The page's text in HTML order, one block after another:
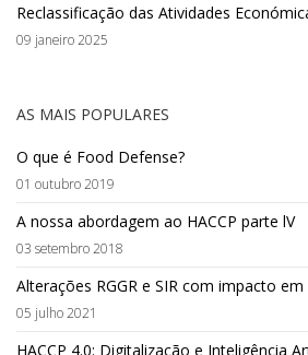
Reclassificação das Atividades
09 janeiro 2025
AS MAIS POPULARES
O que é Food Defense?
01 outubro 2019
A nossa abordagem ao HACCP parte lV
03 setembro 2018
Alterações RGGR e SIR com impacto
05 julho 2021
HACCP 4.0: Digitalização e Inteligência